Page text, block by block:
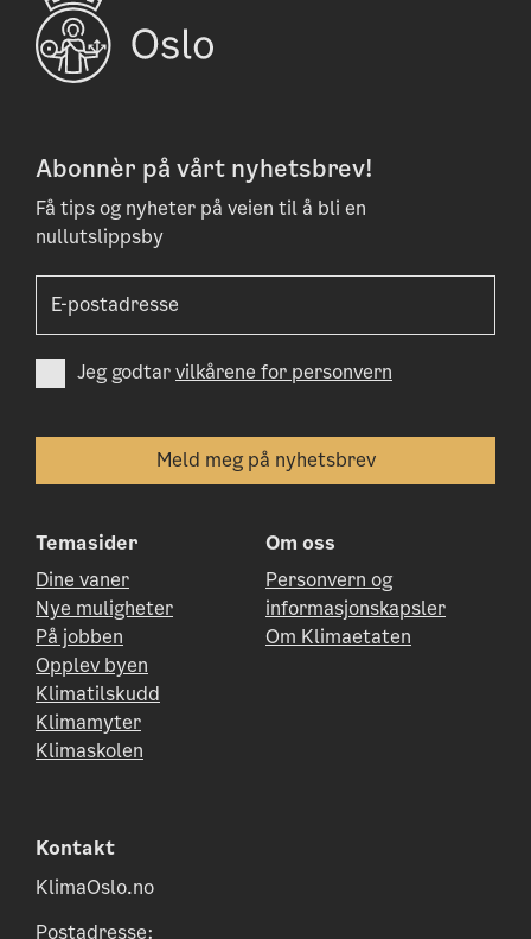
Abonnèr på vårt nyhetsbrev!
Få tips og nyheter på veien til å bli en
nullutslippsby
Jeg godtarvilkårene for personvern
Temasider
Dine vaner
Nye muligheter
På jobben
Opplev byen
Klimatilskudd
Klimamyter
Klimaskolen
Om oss
Personvern og
informasjonskapsler
Om Klimaetaten
Kontakt
KlimaOslo.no
Postadresse: